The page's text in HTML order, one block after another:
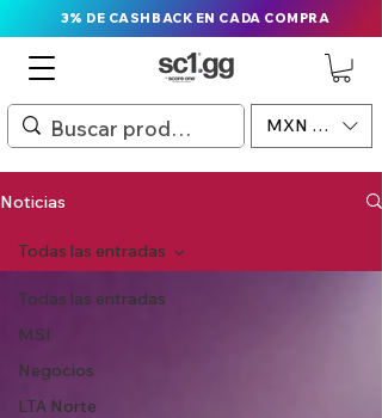
3% DE CASHBACK EN CADA COMPRA
MXN ($)
Noticias
Todas las entradas
MSI
Negocios
LTA Norte
Todas las entradas